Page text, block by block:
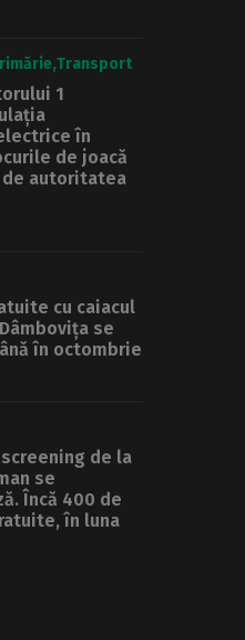
Transport
1
în
de joacă
autoritatea
cu caiacul
se
în octombrie
de la
se
Încă 400 de
în luna